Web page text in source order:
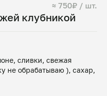
клубникой
≈ 750₽ / шт.
сливки, свежая
не обрабатываю ), сахар,